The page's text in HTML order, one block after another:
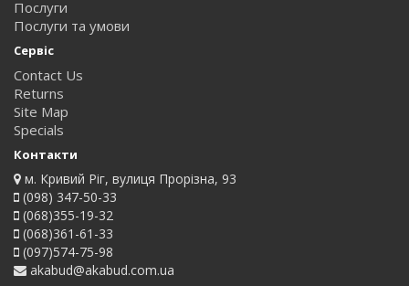
Послуги
Послуги та умови
Сервіс
Contact Us
Returns
Site Map
Specials
Контакти
м. Кривий Ріг, вулиця Прорізна, 93
(098) 347-50-33
(068)355-19-32
(068)361-61-33
(097)574-75-98
akabud@akabud.com.ua